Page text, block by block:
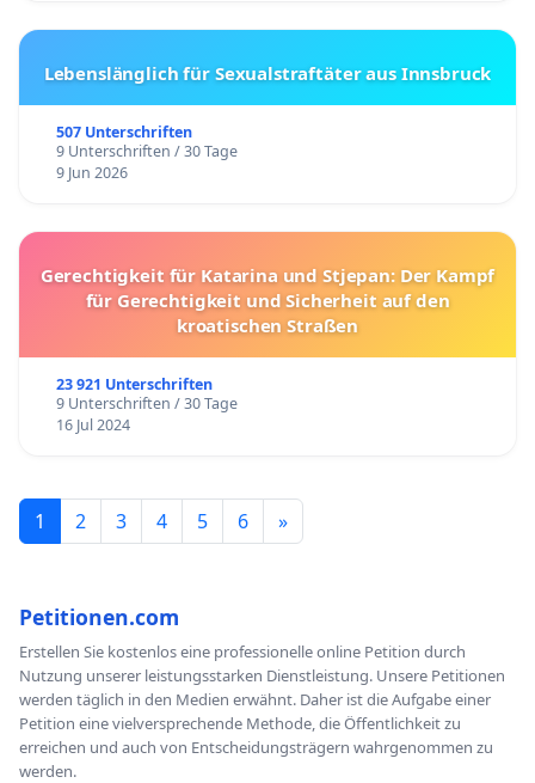
Lebenslänglich für Sexualstraftäter aus Innsbruck
507 Unterschriften
9 Unterschriften / 30 Tage
9 Jun 2026
Gerechtigkeit für Katarina und Stjepan: Der Kampf
für Gerechtigkeit und Sicherheit auf den
kroatischen Straßen
23 921 Unterschriften
9 Unterschriften / 30 Tage
16 Jul 2024
1 2 3 4 5 6 »
Petitionen.com
Erstellen Sie kostenlos eine professionelle online Petition durch
Nutzung unserer leistungsstarken Dienstleistung. Unsere Petitionen
werden täglich in den Medien erwähnt. Daher ist die Aufgabe einer
Petition eine vielversprechende Methode, die Öffentlichkeit zu
erreichen und auch von Entscheidungsträgern wahrgenommen zu
werden.